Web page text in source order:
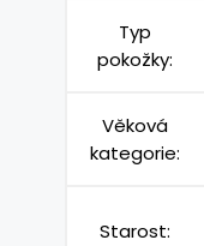
Typ
pokožky:
Věková
kategorie:
Starost: